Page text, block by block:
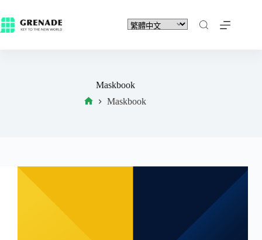
Maskbook
Maskbook